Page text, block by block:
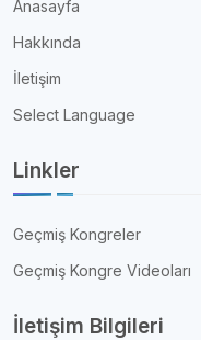
Anasayfa
Hakkında
İletişim
Select Language
Linkler
Geçmiş Kongreler
Geçmiş Kongre Videoları
İletişim Bilgileri